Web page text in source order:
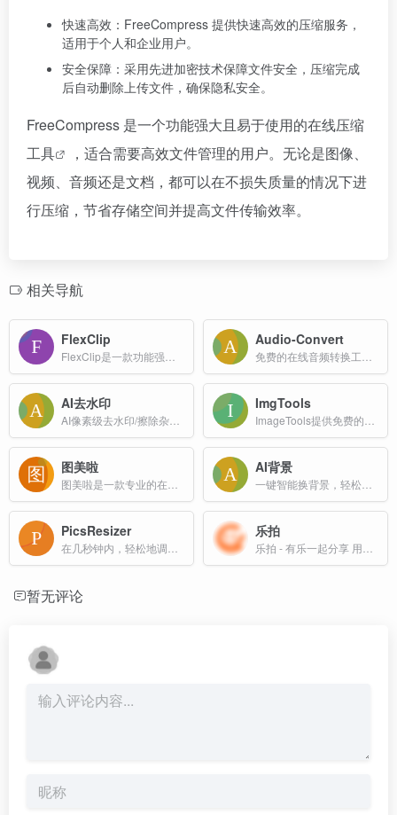
快速高效：FreeCompress 提供快速高效的压缩服务，
适用于个人和企业用户。
安全保障：采用先进加密技术保障文件安全，压缩完成
后自动删除上传文件，确保隐私安全。
FreeCompress 是一个功能强大且易于使用的在线压缩
工具
，适合需要高效文件管理的用户。无论是图像、
视频、音频还是文档，都可以在不损失质量的情况下进
行压缩，节省存储空间并提高文件传输效率。
相关导航
FlexClip Audio-Convert
AI去水印 ImgTools
图美啦 AI背景
PicsResizer 乐拍
暂无评论